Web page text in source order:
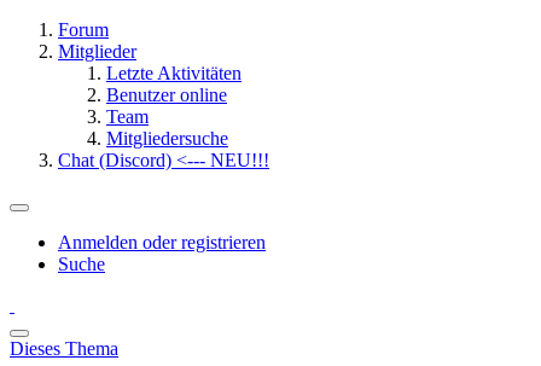
Forum
Mitglieder
Letzte Aktivitäten
Benutzer online
Team
Mitgliedersuche
Chat (Discord) <--- NEU!!!
Anmelden oder registrieren
Suche
Dieses Thema